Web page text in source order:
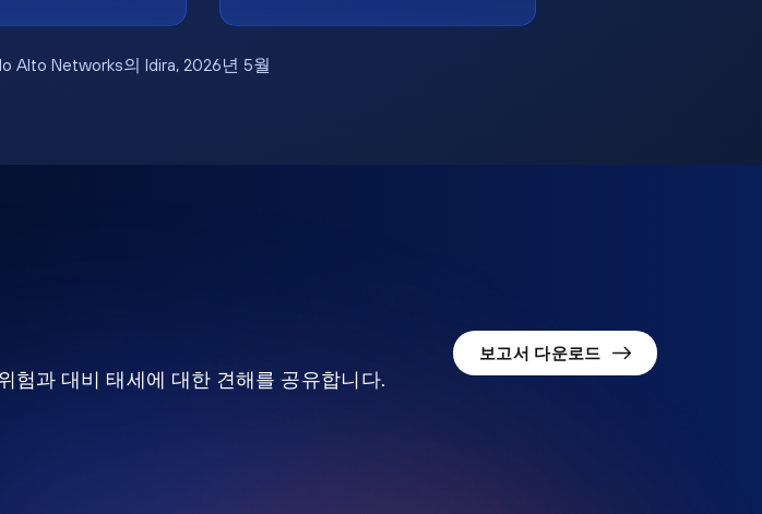
Alto Networks의 Idira, 2026년 5월
험과 대비 태세에 대한 견해를 공유합니다.
보고서 다운로드